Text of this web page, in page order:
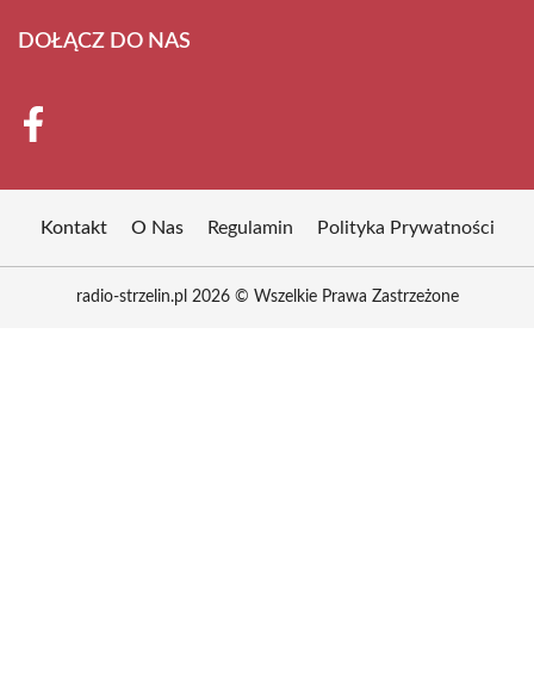
DOŁĄCZ DO NAS
Kontakt O Nas Regulamin Polityka Prywatności
radio-strzelin.pl 2026 © Wszelkie Prawa Zastrzeżone